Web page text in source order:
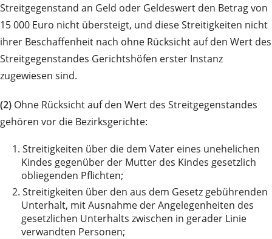
Streitgegenstand an Geld oder Geldeswert den Betrag von
15 000 Euro nicht übersteigt, und diese Streitigkeiten nicht
ihrer Beschaffenheit nach ohne Rücksicht auf den Wert des
Streitgegenstandes Gerichtshöfen erster Instanz
zugewiesen sind.
(2) Ohne Rücksicht auf den Wert des Streitgegenstandes
gehören vor die Bezirksgerichte:
1. Streitigkeiten über die dem Vater eines unehelichen
Kindes gegenüber der Mutter des Kindes gesetzlich
obliegenden Pflichten;
2. Streitigkeiten über den aus dem Gesetz gebührenden
Unterhalt, mit Ausnahme der Angelegenheiten des
gesetzlichen Unterhalts zwischen in gerader Linie
verwandten Personen;